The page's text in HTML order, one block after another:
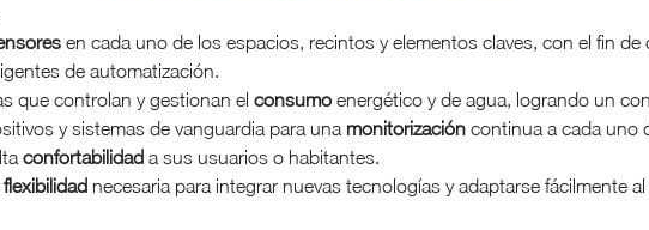
en cada uno de los espacios, recintos y elementos claves, con el fin
de automatización.
que controlan y gestionan elconsumoenergético y de agua, logrando un
y sistemas de vanguardia para una monitorizacióncontinua a cada uno
confortabilidada sus usuarios o habitantes.
flexibilidad necesaria para integrar nuevas tecnologías y adaptarse fácilmente al